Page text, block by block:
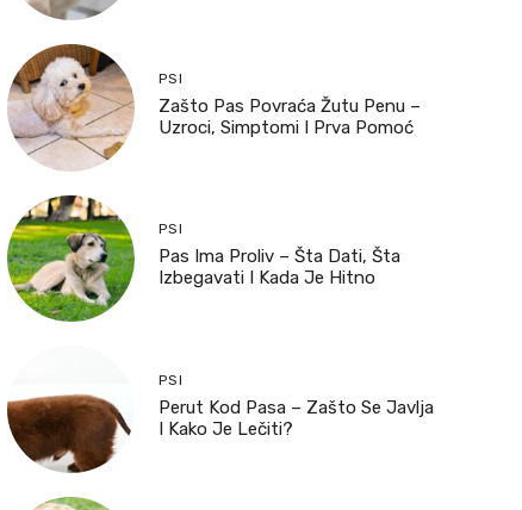
PSI
Zašto Pas Povraća Žutu Penu –
Uzroci, Simptomi I Prva Pomoć
PSI
Pas Ima Proliv – Šta Dati, Šta
Izbegavati I Kada Je Hitno
PSI
Perut Kod Pasa – Zašto Se Javlja
I Kako Je Lečiti?